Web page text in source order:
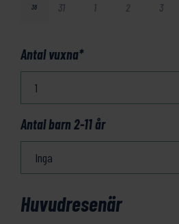
36 31 1 2 3
Antal vuxna*
Antal barn 2-11 år
Huvudresenär